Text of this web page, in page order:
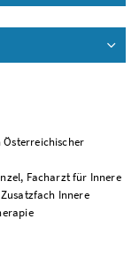
Facharzt für Innere
Innere